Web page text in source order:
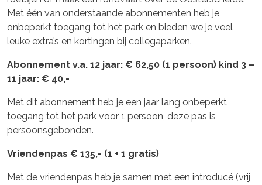
Met één van onderstaande abonnementen heb je
onbeperkt toegang tot het park en bieden we je veel
leuke extra’s en kortingen bij collegaparken.
Abonnement v.a. 12 jaar: € 62,50 (1 persoon) kind 3 –
11 jaar: € 40,-
Met dit abonnement heb je een jaar lang onbeperkt
toegang tot het park voor 1 persoon, deze pas is
persoonsgebonden.
Vriendenpas € 135,- (1 + 1 gratis)
Met de vriendenpas heb je samen met een introducé (vrij